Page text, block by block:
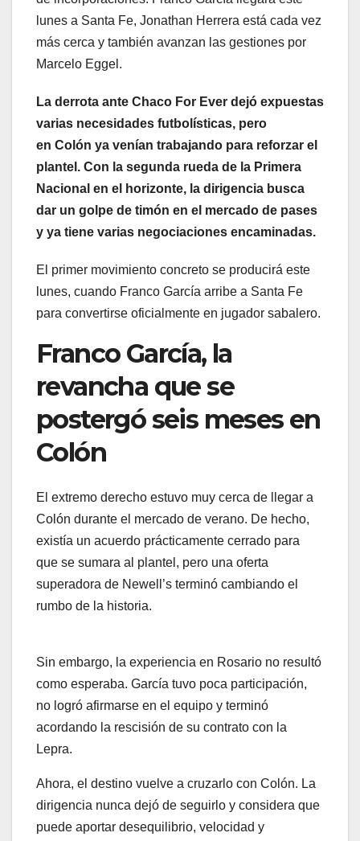
lunes a Santa Fe, Jonathan Herrera está cada vez
más cerca y también avanzan las gestiones por
Marcelo Eggel.
La derrota ante Chaco For Ever dejó expuestas
varias necesidades futbolísticas, pero
en Colón ya venían trabajando para reforzar el
plantel. Con la segunda rueda de la Primera
Nacional en el horizonte, la dirigencia busca
dar un golpe de timón en el mercado de pases
y ya tiene varias negociaciones encaminadas.
El primer movimiento concreto se producirá este
lunes, cuando Franco García arribe a Santa Fe
para convertirse oficialmente en jugador sabalero.
Franco García, la
revancha que se
postergó seis meses en
Colón
El extremo derecho estuvo muy cerca de llegar a
Colón durante el mercado de verano. De hecho,
existía un acuerdo prácticamente cerrado para
que se sumara al plantel, pero una oferta
superadora de Newell’s terminó cambiando el
rumbo de la historia.
Sin embargo, la experiencia en Rosario no resultó
como esperaba. García tuvo poca participación,
no logró afirmarse en el equipo y terminó
acordando la rescisión de su contrato con la
Lepra.
Ahora, el destino vuelve a cruzarlo con Colón. La
dirigencia nunca dejó de seguirlo y considera que
puede aportar desequilibrio, velocidad y